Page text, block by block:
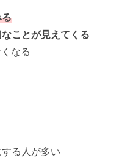
ことが見えてくる
なる
る人が多い